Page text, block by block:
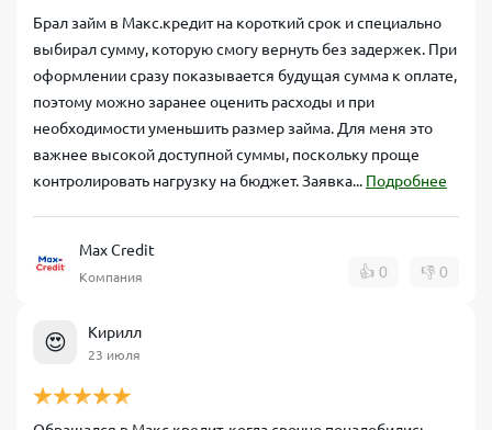
Брал займ в Макс.кредит на короткий срок и специально
выбирал сумму, которую смогу вернуть без задержек. При
оформлении сразу показывается будущая сумма к оплате,
поэтому можно заранее оценить расходы и при
необходимости уменьшить размер займа. Для меня это
важнее высокой доступной суммы, поскольку проще
контролировать нагрузку на бюджет. Заявка... Подробнее
Max Credit
Компания 👍 0 👎 0
😍 Кирилл
23 июля